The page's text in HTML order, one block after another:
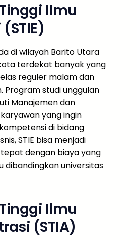
Ilmu
di wilayah Barito Utara
terdekat banyak yang
reguler malam dan
Program studi unggulan
Manajemen dan
yang ingin
di bidang
STIE bisa menjadi
dengan biaya yang
dibandingkan universitas
Ilmu
(STIA)